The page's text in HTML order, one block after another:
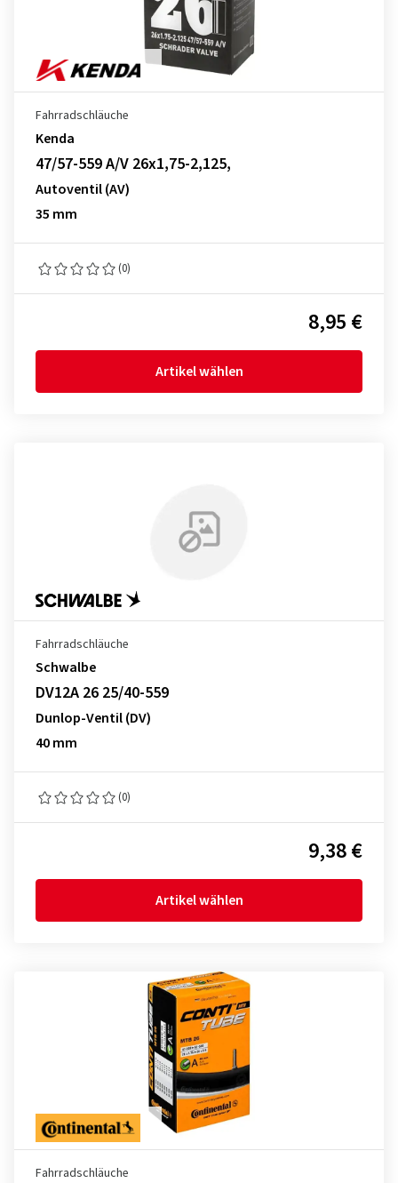
Fahrradschläuche
Kenda
47/57-559 A/V 26x1,75-2,125,
Autoventil (AV)
35 mm
(0)
8,95 €
Artikel wählen
Fahrradschläuche
Schwalbe
DV12A 26 25/40-559
Dunlop-Ventil (DV)
40 mm
(0)
9,38 €
Artikel wählen
Fahrradschläuche